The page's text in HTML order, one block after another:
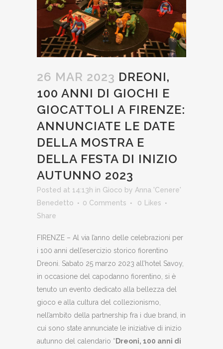
26 MAR 2023 DREONI,
100 ANNI DI GIOCHI E
GIOCATTOLI A FIRENZE:
ANNUNCIATE LE DATE
DELLA MOSTRA E
DELLA FESTA DI INIZIO
AUTUNNO 2023
Posted at 14:13h in Gioco by Anna 'Cenere'
Benedetto
0 Comments 0 Likes
Share
FIRENZE – Al via l’anno delle celebrazioni per
i 100 anni dell’esercizio storico fiorentino
Dreoni. Sabato 25 marzo 2023 all’hotel Savoy,
in occasione del capodanno fiorentino, si è
tenuto un evento dedicato alla bellezza del
gioco e alla cultura del collezionismo,
nell’ambito della partnership fra i due brand, in
cui sono state annunciate le iniziative di inizio
autunno del calendario “Dreoni, 100 anni di